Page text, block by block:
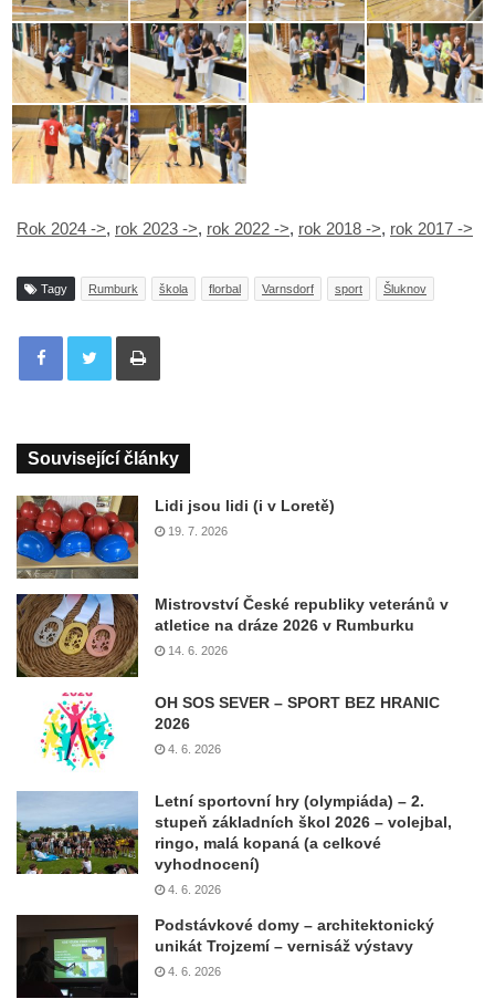
Rok 2024 ->, rok 2023 ->, rok 2022 ->, rok 2018 ->, rok 2017 ->
Tagy Rumburk škola florbal Varnsdorf sport Šluknov
Tisknout
Související články
Lidi jsou lidi (i v Loretě)
19. 7. 2026
Mistrovství České republiky veteránů v
atletice na dráze 2026 v Rumburku
14. 6. 2026
OH SOS SEVER – SPORT BEZ HRANIC
2026
4. 6. 2026
Letní sportovní hry (olympiáda) – 2.
stupeň základních škol 2026 – volejbal,
ringo, malá kopaná (a celkové
vyhodnocení)
4. 6. 2026
Podstávkové domy – architektonický
unikát Trojzemí – vernisáž výstavy
4. 6. 2026